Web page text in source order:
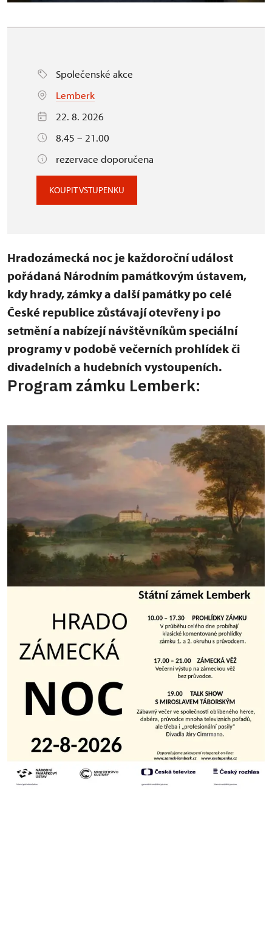
Společenské akce
Lemberk
22. 8. 2026
8.45 – 21.00
rezervace doporučena
KOUPIT VSTUPENKU
Hradozámecká noc je každoroční událost
pořádaná Národním památkovým ústavem,
kdy hrady, zámky a další památky po celé
České republice zůstávají otevřeny i po
setmění a nabízejí návštěvníkům speciální
programy v podobě večerních prohlídek či
divadelních a hudebních vystoupeních.
Program zámku Lemberk: